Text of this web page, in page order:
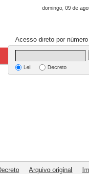
domingo, 09 de
Acesso direto por número
Lei Decreto
Arquivo original